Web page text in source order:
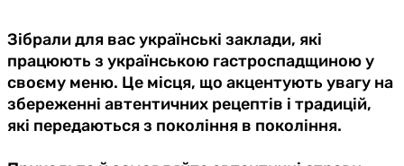
Зібрали для вас українські заклади, які
працюють з українською гастроспадщиною у
своєму меню. Це місця, що акцентують увагу на
збереженні автентичних рецептів і традицій,
які передаються з покоління в покоління.